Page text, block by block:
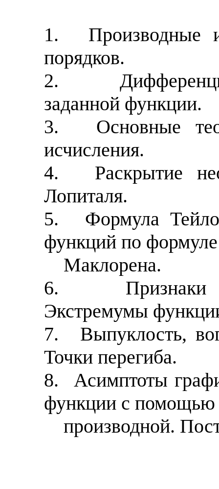
1.
Производные
порядков.
2.
заданной функции.
3.
Основные
исчисления.
4.
Раскрытие
Лопиталя.
5.
Формула
функций по формуле
Маклорена.
6.
Экстремумы
7.
Выпуклость,
Точки перегиба.
8.
Асимптоты
функции с помощью
производной.